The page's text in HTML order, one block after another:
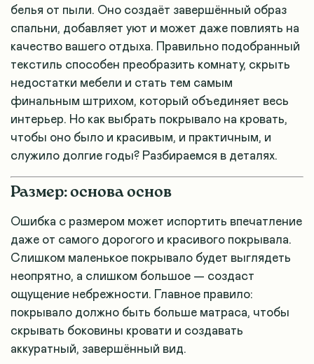
белья от пыли. Оно создаёт завершённый образ
спальни, добавляет уют и может даже повлиять на
качество вашего отдыха. Правильно подобранный
текстиль способен преобразить комнату, скрыть
недостатки мебели и стать тем самым
финальным штрихом, который объединяет весь
интерьер. Но как выбрать покрывало на кровать,
чтобы оно было и красивым, и практичным, и
служило долгие годы? Разбираемся в деталях.
Размер: основа основ
Ошибка с размером может испортить впечатление
даже от самого дорогого и красивого покрывала.
Слишком маленькое покрывало будет выглядеть
неопрятно, а слишком большое — создаст
ощущение небрежности. Главное правило:
покрывало должно быть больше матраса, чтобы
скрывать боковины кровати и создавать
аккуратный, завершённый вид.